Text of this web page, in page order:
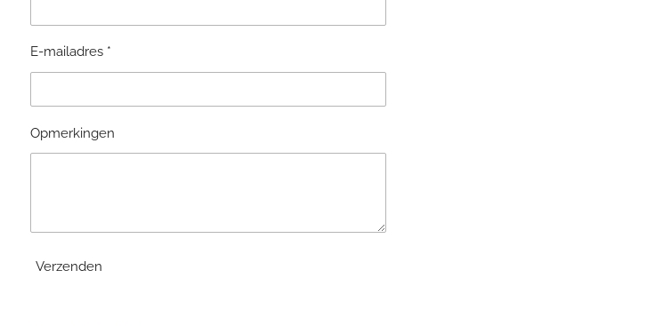
E-mailadres *
Opmerkingen
Verzenden